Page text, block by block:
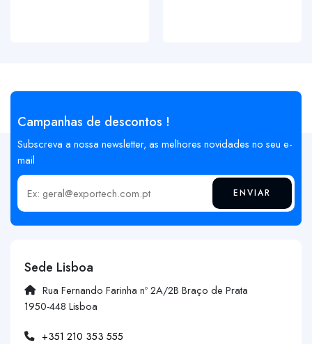
Campanhas de descontos !
Subscreva a nossa newsletter, as melhores novidades no seu e-
mail
Insira o seu email ENVIAR
Sede Lisboa
Rua Fernando Farinha nº 2A/2B Braço de Prata
1950-448 Lisboa
+351 210 353 555